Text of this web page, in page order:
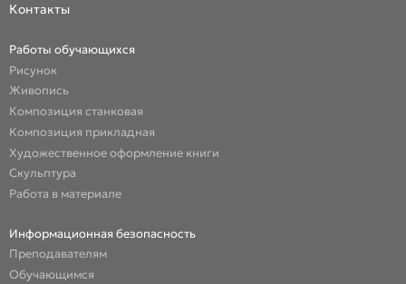
Контакты
Работы обучающихся
Рисунок
Живопись
Композиция станковая
Композиция прикладная
Художественное оформление книги
Скульптура
Работа в материале
Информационная безопасность
Преподавателям
Обучающимся